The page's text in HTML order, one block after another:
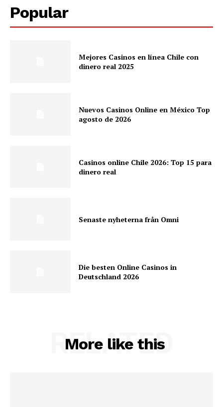
Popular
Mejores Casinos en línea Chile con
dinero real 2025
Nuevos Casinos Online en México Top
agosto de 2026
Casinos online Chile 2026: Top 15 para
dinero real
Senaste nyheterna från Omni
Die besten Online Casinos in
Deutschland 2026
More like this
RELATED